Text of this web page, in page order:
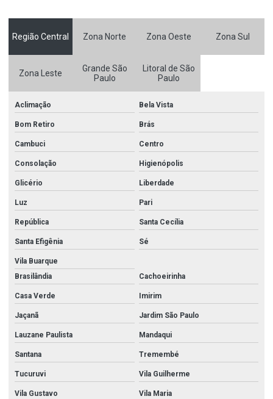
Região Central Zona Norte Zona Oeste Zona Sul
Zona Leste
Grande São
Paulo
Litoral de São
Paulo
Aclimação Bela Vista
Bom Retiro Brás
Cambuci Centro
Consolação Higienópolis
Glicério Liberdade
Luz Pari
República Santa Cecília
Santa Efigênia Sé
Vila Buarque
Brasilândia
Cachoeirinha
Casa Verde Imirim
Jaçanã Jardim São Paulo
Lauzane Paulista Mandaqui
Santana Tremembé
Tucuruvi Vila Guilherme
Vila Gustavo Vila Maria